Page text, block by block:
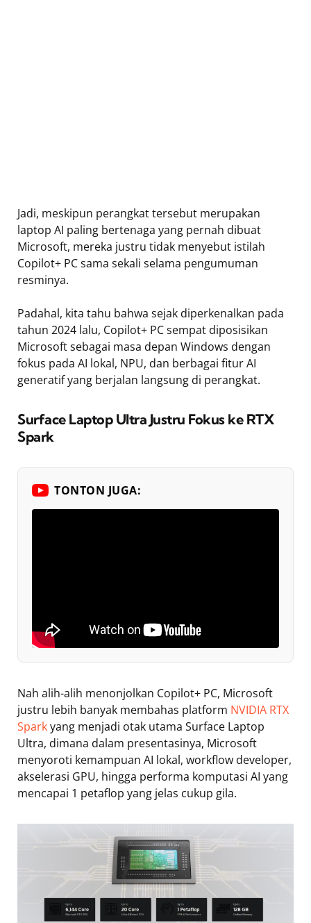
Jadi, meskipun perangkat tersebut merupakan
laptop AI paling bertenaga yang pernah dibuat
Microsoft, mereka justru tidak menyebut istilah
Copilot+ PC sama sekali selama pengumuman
resminya.
Padahal, kita tahu bahwa sejak diperkenalkan pada
tahun 2024 lalu, Copilot+ PC sempat diposisikan
Microsoft sebagai masa depan Windows dengan
fokus pada AI lokal, NPU, dan berbagai fitur AI
generatif yang berjalan langsung di perangkat.
Surface Laptop Ultra Justru Fokus ke RTX
Spark
TONTON JUGA:
Nah alih-alih menonjolkan Copilot+ PC, Microsoft
justru lebih banyak membahas platform NVIDIA RTX
Sparkyang menjadi otak utama Surface Laptop
Ultra, dimana dalam presentasinya, Microsoft
menyoroti kemampuan AI lokal, workflow developer,
akselerasi GPU, hingga performa komputasi AI yang
mencapai 1 petaflop yang jelas cukup gila.